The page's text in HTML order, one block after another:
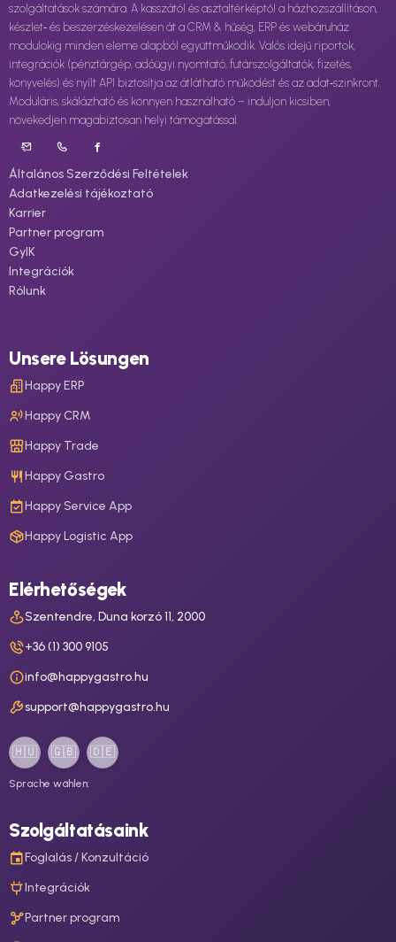
szolgáltatások számára. A kasszától és asztaltérképtől a házhozszállításon,
készlet‑ és beszerzéskezelésen át a CRM & hűség, ERP és webáruház
modulokig minden eleme alapból együttműködik. Valós idejű riportok,
integrációk (pénztárgép, adóügyi nyomtató, futárszolgáltatók, fizetés,
könyvelés) és nyílt API biztosítja az átlátható működést és az adat‑szinkront.
Moduláris, skálázható és könnyen használható – induljon kicsiben,
növekedjen magabiztosan helyi támogatással.
Általános Szerződési Feltételek
Adatkezelési tájékoztató
Karrier
Partner program
GyIK
Integrációk
Rólunk
Unsere Lösungen
Happy ERP
Happy CRM
Happy Trade
Happy Gastro
Happy Service App
Happy Logistic App
Elérhetőségek
Szentendre, Duna korzó 11, 2000
+36 (1) 300 9105
info@happygastro.hu
support@happygastro.hu
🇭🇺 🇬🇧 🇩🇪
Sprache wählen:
Szolgáltatásaink
Foglalás / Konzultáció
Integrációk
Partner program